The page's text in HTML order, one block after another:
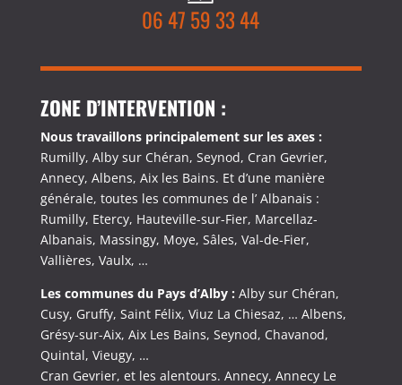
06 47 59 33 44
ZONE D’INTERVENTION :
Nous travaillons principalement sur les axes :
Rumilly, Alby sur Chéran, Seynod, Cran Gevrier,
Annecy, Albens, Aix les Bains. Et d’une manière
générale, toutes les communes de l’ Albanais :
Rumilly, Etercy, Hauteville-sur-Fier, Marcellaz-
Albanais, Massingy, Moye, Sâles, Val-de-Fier,
Vallières, Vaulx, …
Les communes du Pays d’Alby : Alby sur Chéran,
Cusy, Gruffy, Saint Félix, Viuz La Chiesaz, … Albens,
Grésy-sur-Aix, Aix Les Bains, Seynod, Chavanod,
Quintal, Vieugy, …
Cran Gevrier, et les alentours. Annecy, Annecy Le